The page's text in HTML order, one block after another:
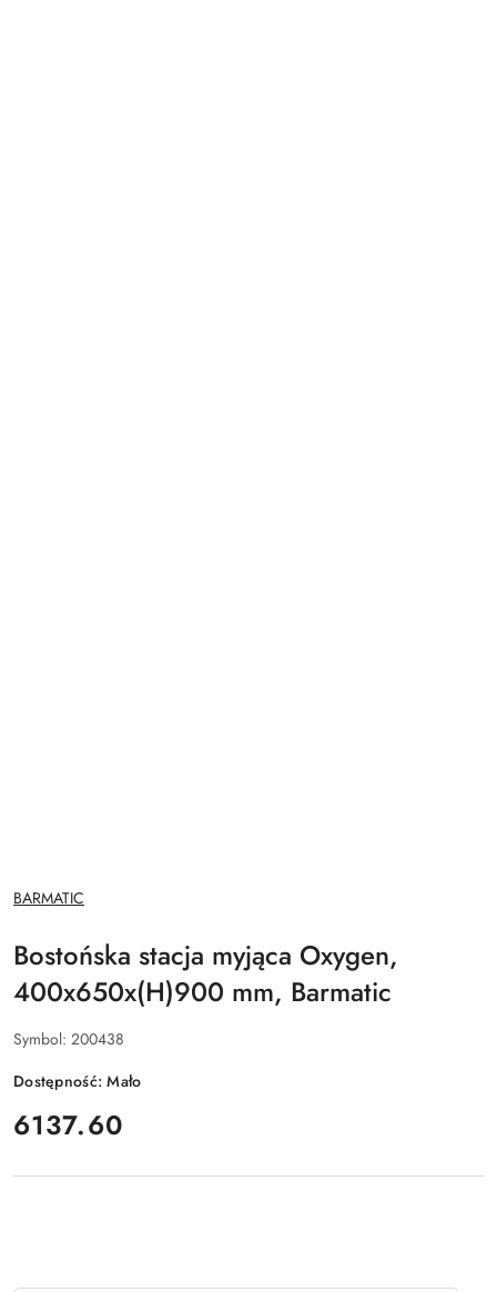
NAZWA
PRODUCENTA:
BARMATIC
Bostońska stacja myjąca Oxygen,
400x650x(H)900 mm, Barmatic
Symbol: 200438
Dostępność:Mało
cena:
6137.60